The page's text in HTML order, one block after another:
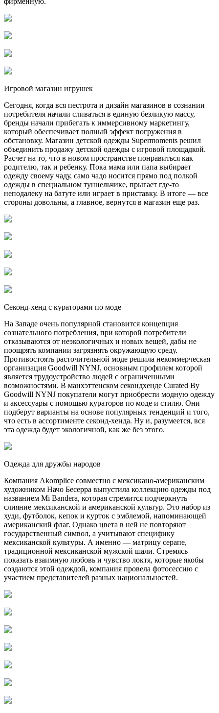
Игровой магазин игрушек
Сегодня, когда вся пестрота и дизайн магазинов в сознании
потребителя начали сливаться в единую безликую массу,
бренды начали прибегать к иммерсивному маркетингу,
который обеспечивает полный эффект погружения в
обстановку. Магазин детской одежды Supermoments решил
объединить продажу детской одежды с игровой площадкой.
Расчет на то, что в новом пространстве понравиться как
родителю, так и ребенку. Пока мама или папа выбирает
одежду своему чаду, само чадо носится прямо под полкой
одежды в специальном туннельчике, прыгает где-то
неподалеку на батуте или играет в приставку. В итоге — все
стороны довольны, а главное, вернутся в магазин еще раз.
Секонд-хенд с кураторами по моде
На Западе очень популярной становится концепция
сознательного потребления, при которой потребители
отказываются от неэкологичных и новых вещей, дабы не
поощрять компании загрязнять окружающую среду.
Противостоять расточительной моде решила некоммерческая
организация Goodwill NYNJ, основным профилем которой
является трудоустройство людей с ограниченными
возможностями. В манхэттенском секондхенде Curated By
Goodwill NYNJ покупатели могут приобрести модную одежду
и аксессуары с помощью кураторов по моде и стилю. Они
подберут варианты на основе популярных тенденций и того,
что есть в ассортименте секонд-хенда. Ну и, разумеется, вся
эта одежда будет экологичной, как же без этого.
Одежда для дружбы народов
Компания Akomplice совместно с мексикано-американским
художником Начо Бесерра выпустила коллекцию одежды под
названием Mi Bandera, которая стремится подчеркнуть
слияние мексиканской и американской культур. Это набор из
худи, футболок, кепок и курток с эмблемой, напоминающей
американский флаг. Однако цвета в ней не повторяют
государственный символ, а учитывают специфику
мексиканской культуры. А именно — матрицу серапе,
традиционной мексиканской мужской шали. Стремясь
показать взаимную любовь и чувство локтя, которые якобы
создаются этой одеждой, компания провела фотосессию с
участием представителей разных национальностей.